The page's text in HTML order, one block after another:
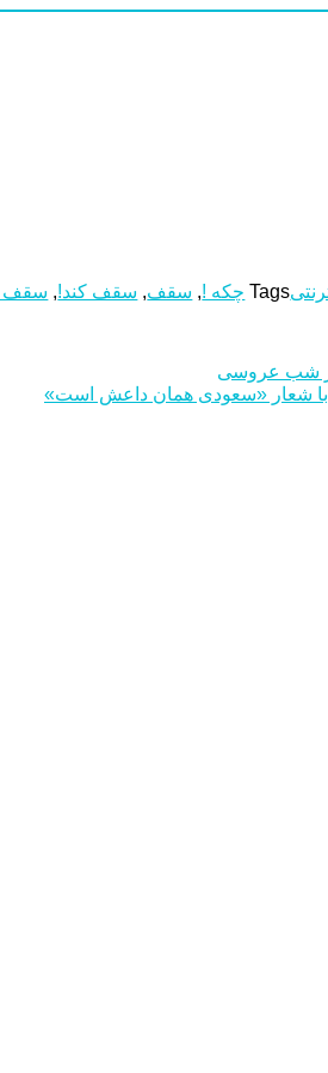
Tags چکه !, سقف, سقف کند!, سقف
شب عروسی
با شعار «سعودی همان داعش است»